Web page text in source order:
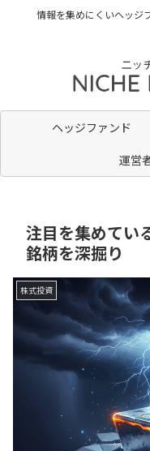
情報を集めにくいヘッジ
ヘッジファンド
運営
注目を集めてい
銘柄を深掘り
株式投資